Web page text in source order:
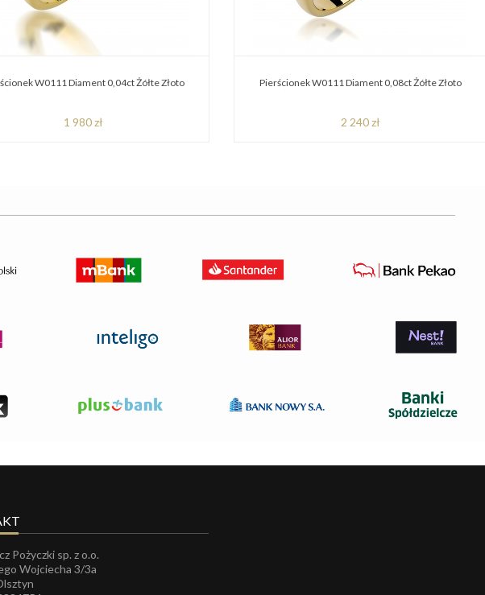
W0111 Diament 0,04ct Żółte Złoto
1 980 zł
Pierścionek W0111 Diament 0,08ct Żółte Złoto
2 240 zł
Pożyczki sp. z o.o.
Wojciecha 3/3a